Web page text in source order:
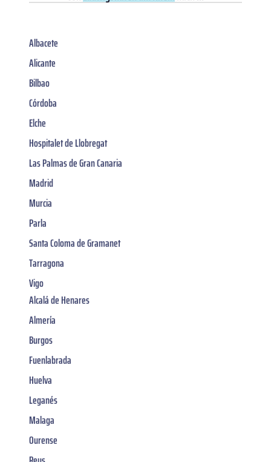
Albacete
Alicante
Bilbao
Córdoba
Elche
Hospitalet de Llobregat
Las Palmas de Gran Canaria
Madrid
Murcia
Parla
Santa Coloma de Gramanet
Tarragona
Vigo
Alcalá de Henares
Almería
Burgos
Fuenlabrada
Huelva
Leganés
Malaga
Ourense